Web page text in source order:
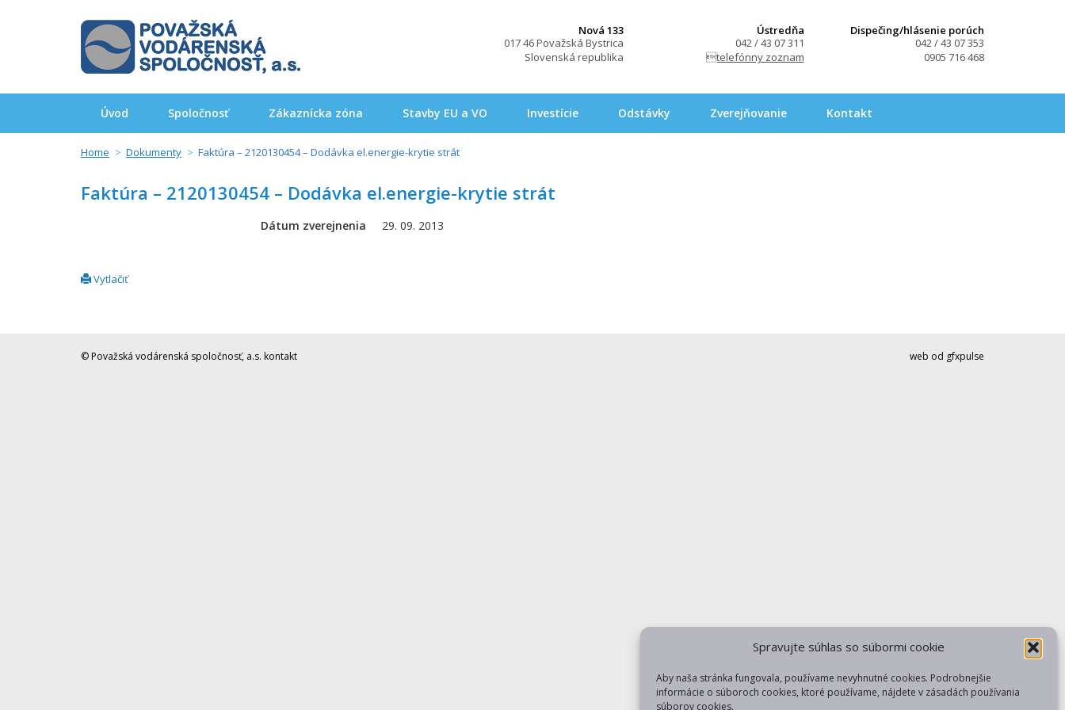
Spravujte súhlas so súbormi cookie
Aby naša stránka fungovala, používame nevyhnutné cookies. Podrobnejšie
informácie o súboroch cookies, ktoré používame, nájdete v zásadách používania
súborov cookies.
Nová 133
017 46 Považská Bystrica
Slovenská republika
Ústredňa
042 / 43 07 311
telefónny zoznam
Dispečing/hlásenie porúch
042 / 43 07 353
0905 716 468
Úvod Spoločnosť Zákaznícka zóna Stavby EU a VO Investície Odstávky Zverejňovanie Kontakt
Home Dokumenty Faktúra – 2120130454 – Dodávka el.energie-krytie strát
Faktúra – 2120130454 – Dodávka el.energie-krytie strát
Dátum zverejnenia 29. 09. 2013
Vytlačiť
© Považská vodárenská spoločnosť, a.s. kontakt web od gfxpulse